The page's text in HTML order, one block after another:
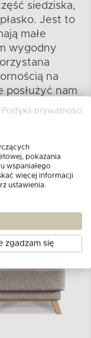
siedziska,
Jest to
małe
wygodny
na
posłużyć nam
Polityka prywatności
pokazania
wspaniałego
więcej informacji
ustawienia.
zgadzam się